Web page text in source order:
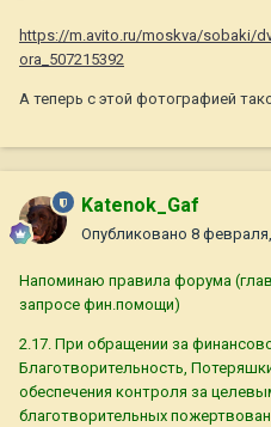
https://m.avito.ru/moskva/sobaki/
ora_507215392
А теперь с этой фотографией
Katenok_Gaf
Опубликовано 8
Напоминаю правила форума
запросе фин.помощи)
2.17. При обращении за
Благотворительность,
обеспечения контроля за
благотворительных